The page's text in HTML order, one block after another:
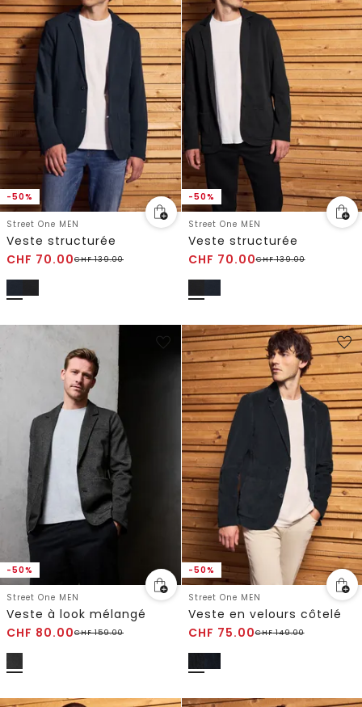
-50%
Street One MEN
Veste structurée
CHF 70.00CHF139.00
-50%
Street One MEN
Veste structurée
CHF 70.00CHF139.00
-50%
Street One MEN
Veste à look mélangé
CHF 80.00CHF159.00
-50%
Street One MEN
Veste en velours côtelé
CHF 75.00CHF149.00